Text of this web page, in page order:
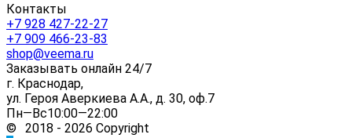
Контакты
+7 928 427-22-27
+7 909 466-23-83
shop@veema.ru
Заказывать онлайн 24/7
г. Краснодар,
ул. Героя Аверкиева А.А., д. 30, оф.7
Пн—Вс10:00—22:00
© 2018 - 2026 Copyright